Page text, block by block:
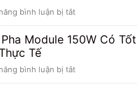
Đáng
bình luận bị tắtở
Pha
LED
150W
Module 150W Có
Tế
bình luận bị tắtở